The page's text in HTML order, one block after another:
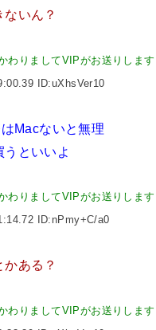
いん？
わりましてVIPがお送りします
ID:uXhsVer10
Macないと無理
といいよ
わりましてVIPがお送りします
ID:nPmy+C/a0
ある？
わりましてVIPがお送りします